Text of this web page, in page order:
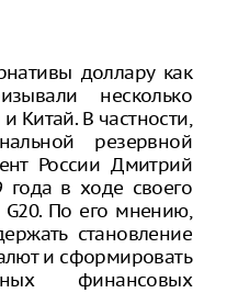
доллару как
несколько
Китай. В частности,
резервной
России Дмитрий
в ходе своего
По его мнению,
становление
и сформировать
финансовых